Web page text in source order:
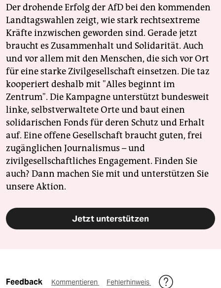
Der drohende Erfolg der AfD bei den kommenden
Landtagswahlen zeigt, wie stark rechtsextreme
Kräfte inzwischen geworden sind. Gerade jetzt
braucht es Zusammenhalt und Solidarität. Auch
und vor allem mit den Menschen, die sich vor Ort
für eine starke Zivilgesellschaft einsetzen. Die taz
kooperiert deshalb mit "Alles beginnt im
Zentrum". Die Kampagne unterstützt bundesweit
linke, selbstverwaltete Orte und baut einen
solidarischen Fonds für deren Schutz und Erhalt
auf. Eine offene Gesellschaft braucht guten, frei
zugänglichen Journalismus – und
zivilgesellschaftliches Engagement. Finden Sie
auch? Dann machen Sie mit und unterstützen Sie
unsere Aktion.
Jetzt unterstützen
Feedback Kommentieren Fehlerhinweis